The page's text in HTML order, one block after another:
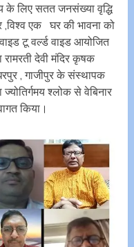
के लिए सतत जनसंख्या वृद्धि
,विश्व एक घर की भावना को
टू वर्ल्ड वाइड आयोजित
देवी मंदिर कृषक
, गाजीपुर के संस्थापक
श्लोक से वेबिनार
किया।